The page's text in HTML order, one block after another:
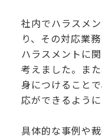
社内でハラスメ
り、その対応業
ハラスメントに
考えました。ま
身につけること
応ができるよう
具体的な事例や